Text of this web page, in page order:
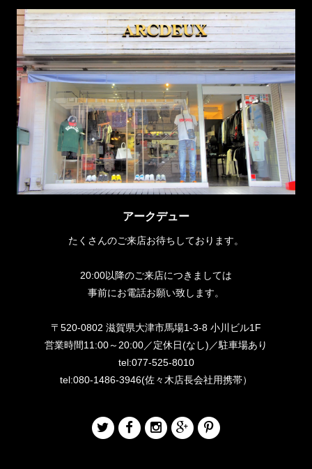
アークデュー
たくさんのご来店お待ちしております。
20:00以降のご来店につきましては
事前にお電話お願い致します。
〒520-0802 滋賀県大津市馬場1-3-8 小川ビル1F
営業時間11:00～20:00／定休日(なし)／駐車場あり
tel:077-525-8010
tel:080-1486-3946(佐々木店長会社用携帯）